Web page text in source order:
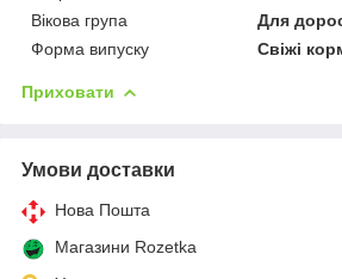
Вікова група
Для
Форма випуску
Свіжі
Приховати
Умови доставки
Нова Пошта
Магазини Rozetka